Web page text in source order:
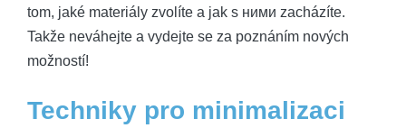
tom, jaké materiály zvolíte a jak s ними zacházíte.
Takže neváhejte a vydejte se za poznáním nových
možností!
Techniky pro minimalizaci